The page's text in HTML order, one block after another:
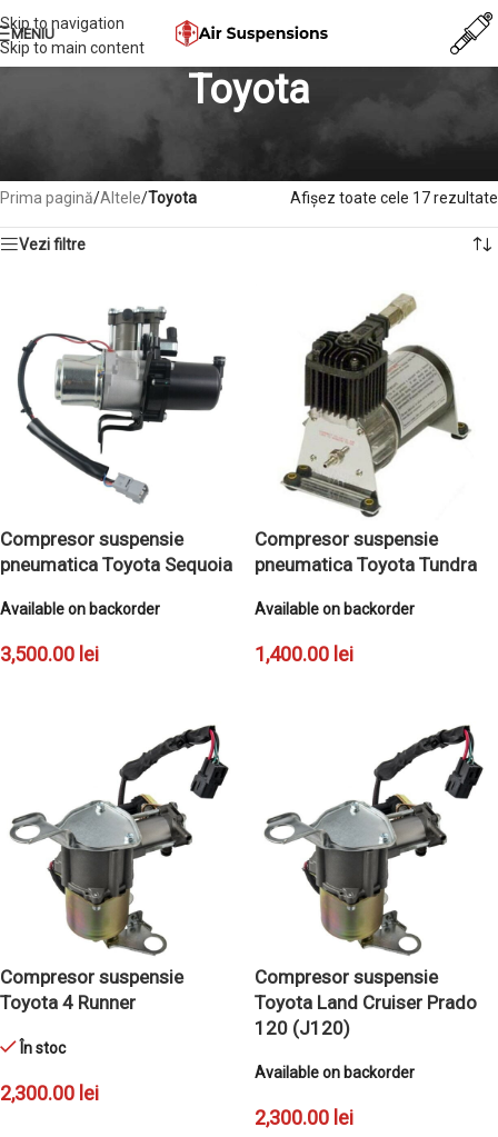
Skip to navigation
Skip to main content
MENIU
Toyota
Prima pagină/Altele/Toyota Afișez toate cele 17 rezultate
Vezi filtre
Compresor suspensie
pneumatica Toyota Sequoia
Available on backorder
3,500.00 lei
Compresor suspensie
pneumatica Toyota Tundra
Available on backorder
1,400.00 lei
Compresor suspensie
Toyota 4 Runner
În stoc
2,300.00 lei
Compresor suspensie
Toyota Land Cruiser Prado
120 (J120)
Available on backorder
2,300.00 lei